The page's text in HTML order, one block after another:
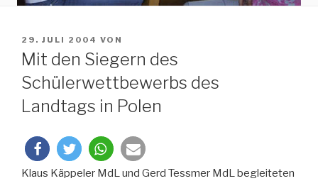
VERÖFFENTLICHT
AM
29. JULI 2004 VON
Mit den Siegern des
Schülerwettbewerbs des
Landtags in Polen
Klaus Käppeler MdL und Gerd Tessmer MdL begleiteten